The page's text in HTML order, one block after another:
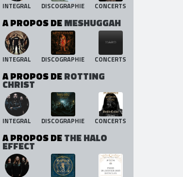
INTEGRAL DISCOGRAPHIE CONCERTS
A PROPOS DEMESHUGGAH
INTEGRAL DISCOGRAPHIE CONCERTS
A PROPOS DEROTTING
CHRIST
INTEGRAL DISCOGRAPHIE CONCERTS
A PROPOS DETHE HALO
EFFECT